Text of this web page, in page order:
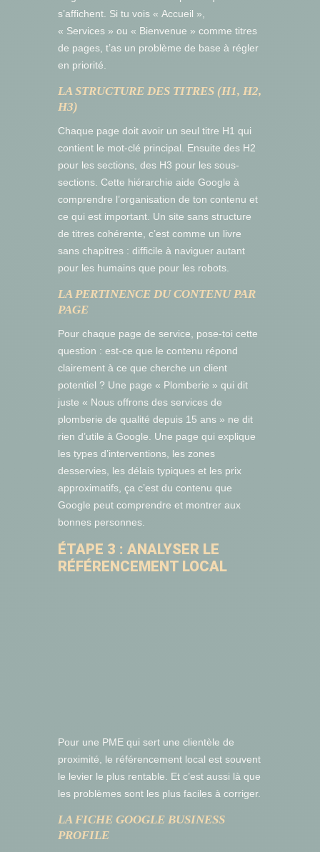
s’affichent. Si tu vois « Accueil »,
« Services » ou « Bienvenue » comme titres
de pages, t’as un problème de base à régler
en priorité.
LA STRUCTURE DES TITRES (H1, H2,
H3)
Chaque page doit avoir un seul titre H1 qui
contient le mot-clé principal. Ensuite des H2
pour les sections, des H3 pour les sous-
sections. Cette hiérarchie aide Google à
comprendre l’organisation de ton contenu et
ce qui est important. Un site sans structure
de titres cohérente, c’est comme un livre
sans chapitres : difficile à naviguer autant
pour les humains que pour les robots.
LA PERTINENCE DU CONTENU PAR
PAGE
Pour chaque page de service, pose-toi cette
question : est-ce que le contenu répond
clairement à ce que cherche un client
potentiel ? Une page « Plomberie » qui dit
juste « Nous offrons des services de
plomberie de qualité depuis 15 ans » ne dit
rien d’utile à Google. Une page qui explique
les types d’interventions, les zones
desservies, les délais typiques et les prix
approximatifs, ça c’est du contenu que
Google peut comprendre et montrer aux
bonnes personnes.
ÉTAPE 3 : ANALYSER LE
RÉFÉRENCEMENT LOCAL
Pour une PME qui sert une clientèle de
proximité, le référencement local est souvent
le levier le plus rentable. Et c’est aussi là que
les problèmes sont les plus faciles à corriger.
LA FICHE GOOGLE BUSINESS
PROFILE